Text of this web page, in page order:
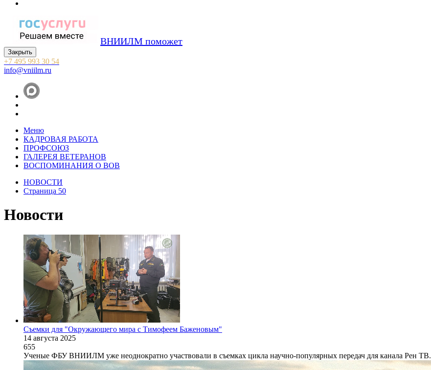
ВНИИЛМ поможет
Закрыть
+7 495 993 30 54
info@vniilm.ru
Меню
КАДРОВАЯ РАБОТА
ПРОФСОЮЗ
ГАЛЕРЕЯ ВЕТЕРАНОВ
ВОСПОМИНАНИЯ О ВОВ
НОВОСТИ
Страница 50
Новости
Съемки для "Окружающего мира с Тимофеем Баженовым"
14 августа 2025
655
Ученые ФБУ ВНИИЛМ уже неоднократно участвовали в съемках цикла научно-популярных передач для канала Рен ТВ.